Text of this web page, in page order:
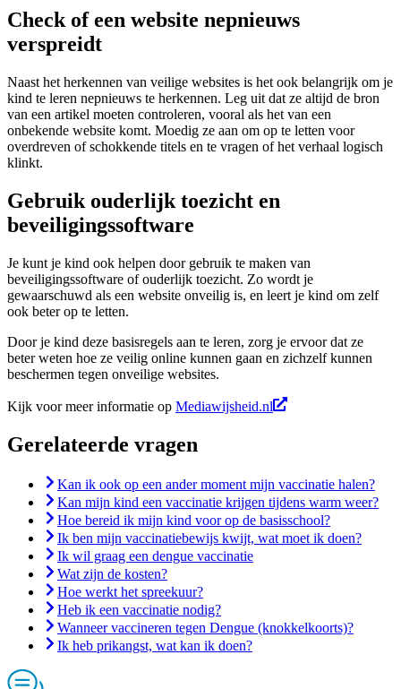
Check of een website nepnieuws
verspreidt
Naast het herkennen van veilige websites is het ook belangrijk om je
kind te leren nepnieuws te herkennen. Leg uit dat ze altijd de bron
van een artikel moeten controleren, vooral als het van een
onbekende website komt. Moedig ze aan om op te letten voor
overdreven of schokkende titels en te vragen of het verhaal logisch
klinkt.
Gebruik ouderlijk toezicht en
beveiligingssoftware
Je kunt je kind ook helpen door gebruik te maken van
beveiligingssoftware of ouderlijk toezicht. Zo wordt je
gewaarschuwd als een website onveilig is, en leert je kind om zelf
ook beter op te letten.
Door je kind deze basisregels aan te leren, zorg je ervoor dat ze
beter weten hoe ze veilig online kunnen gaan en zichzelf kunnen
beschermen tegen onveilige websites.
Kijk voor meer informatie op Mediawijsheid.nl
Gerelateerde vragen
Kan ik ook op een ander moment mijn vaccinatie halen?
Kan mijn kind een vaccinatie krijgen tijdens warm weer?
Hoe bereid ik mijn kind voor op de basisschool?
Ik ben mijn vaccinatiebewijs kwijt, wat moet ik doen?
Ik wil graag een dengue vaccinatie
Wat zijn de kosten?
Hoe werkt het spreekuur?
Heb ik een vaccinatie nodig?
Wanneer vaccineren tegen Dengue (knokkelkoorts)?
Ik heb prikangst, wat kan ik doen?